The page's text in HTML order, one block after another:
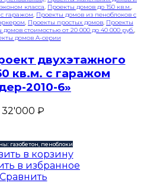
класса, Проекты домов до 150 кв.м.,
гаражом, Проекты домов из пеноблоков с
, Проекты простых домов, Проекты
домов стоимостью от 20 000 до 40 000 руб.,
домов A-серии
двухэтажного
кв.м. с гаражом
2010-6»
32'000 ₽
газобетон, пеноблоки
в корзину
в избранное
Сравнить